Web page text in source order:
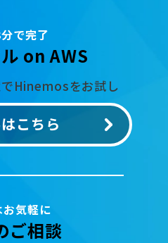
で完了
on AWS
Hinemosをお試し
こちら
お気軽に
ご相談